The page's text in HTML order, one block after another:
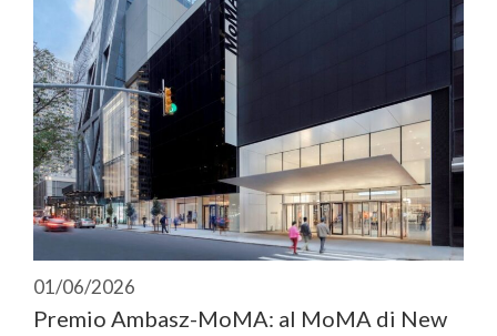
01/06/2026
Premio Ambasz-MoMA: al MoMA di New